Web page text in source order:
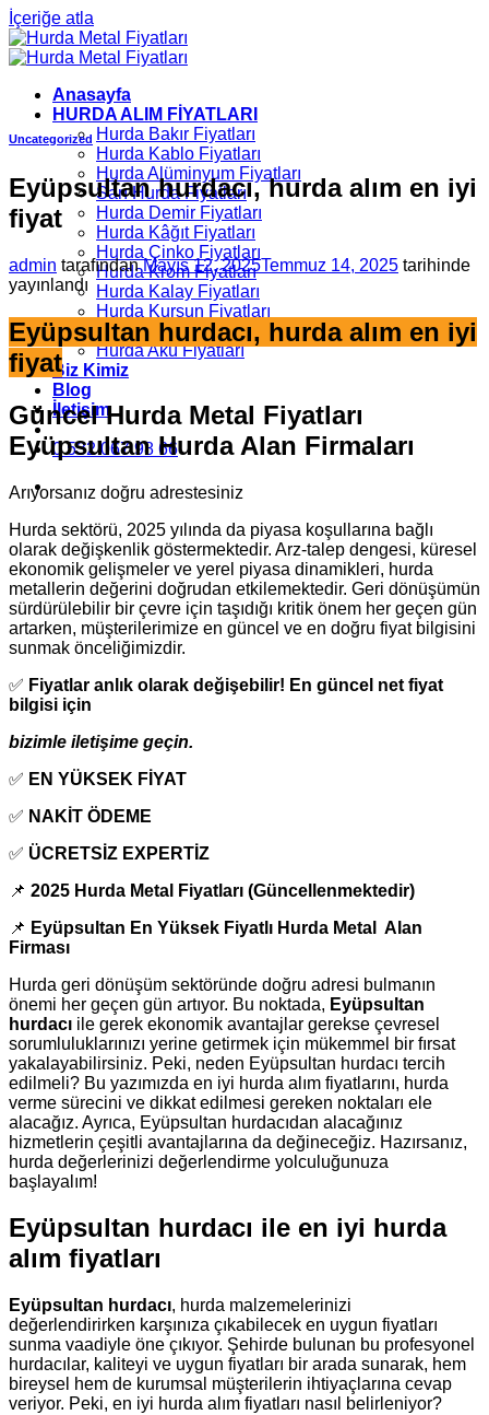
İçeriğe atla
Anasayfa
HURDA ALIM FİYATLARI
Hurda Bakır Fiyatları
Hurda Kablo Fiyatları
Hurda Alüminyum Fiyatları
Sarı Hurda Fiyatları
Hurda Demir Fiyatları
Hurda Kâğıt Fiyatları
Hurda Çinko Fiyatları
Hurda Krom Fiyatları
Hurda Kalay Fiyatları
Hurda Kurşun Fiyatları
Hurda Çinko Fiyatları
Hurda Akü Fiyatları
Biz Kimiz
Blog
İletişim
0 532 067 98 66
Uncategorized
Eyüpsultan hurdacı, hurda alım en iyi
fiyat
admin tarafından Mayıs 12, 2025Temmuz 14, 2025 tarihinde
yayınlandı
Eyüpsultan hurdacı, hurda alım en iyi
fiyat
Güncel Hurda Metal Fiyatları
Eyüpsultan Hurda Alan Firmaları
Arıyorsanız doğru adrestesiniz
Hurda sektörü, 2025 yılında da piyasa koşullarına bağlı
olarak değişkenlik göstermektedir. Arz-talep dengesi, küresel
ekonomik gelişmeler ve yerel piyasa dinamikleri, hurda
metallerin değerini doğrudan etkilemektedir. Geri dönüşümün
sürdürülebilir bir çevre için taşıdığı kritik önem her geçen gün
artarken, müşterilerimize en güncel ve en doğru fiyat bilgisini
sunmak önceliğimizdir.
✅ Fiyatlar anlık olarak değişebilir! En güncel net fiyat
bilgisi için
bizimle iletişime geçin.
✅ EN YÜKSEK FİYAT
✅ NAKİT ÖDEME
✅ ÜCRETSİZ EXPERTİZ
📌 2025 Hurda Metal Fiyatları (Güncellenmektedir)
📌 Eyüpsultan En Yüksek Fiyatlı Hurda Metal Alan
Firması
Hurda geri dönüşüm sektöründe doğru adresi bulmanın
önemi her geçen gün artıyor. Bu noktada, Eyüpsultan
hurdacı ile gerek ekonomik avantajlar gerekse çevresel
sorumluluklarınızı yerine getirmek için mükemmel bir fırsat
yakalayabilirsiniz. Peki, neden Eyüpsultan hurdacı tercih
edilmeli? Bu yazımızda en iyi hurda alım fiyatlarını, hurda
verme sürecini ve dikkat edilmesi gereken noktaları ele
alacağız. Ayrıca, Eyüpsultan hurdacıdan alacağınız
hizmetlerin çeşitli avantajlarına da değineceğiz. Hazırsanız,
hurda değerlerinizi değerlendirme yolculuğunuza
başlayalım!
Eyüpsultan hurdacı ile en iyi hurda
alım fiyatları
Eyüpsultan hurdacı, hurda malzemelerinizi
değerlendirirken karşınıza çıkabilecek en uygun fiyatları
sunma vaadiyle öne çıkıyor. Şehirde bulunan bu profesyonel
hurdacılar, kaliteyi ve uygun fiyatları bir arada sunarak, hem
bireysel hem de kurumsal müşterilerin ihtiyaçlarına cevap
veriyor. Peki, en iyi hurda alım fiyatları nasıl belirleniyor?